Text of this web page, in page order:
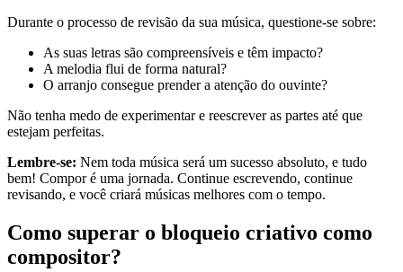
Durante o processo de revisão da sua música, questione-se sobre:
As suas letras são compreensíveis e têm impacto?
A melodia flui de forma natural?
O arranjo consegue prender a atenção do ouvinte?
Não tenha medo de experimentar e reescrever as partes até que
estejam perfeitas.
Lembre-se: Nem toda música será um sucesso absoluto, e tudo
bem! Compor é uma jornada. Continue escrevendo, continue
revisando, e você criará músicas melhores com o tempo.
Como superar o bloqueio criativo como
compositor?